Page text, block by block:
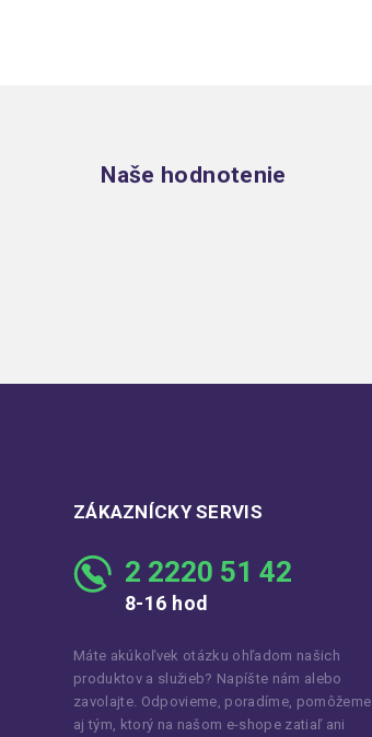
Naše hodnotenie
ZÁKAZNÍCKY SERVIS
2 2220 51 42
8-16 hod
Máte akúkoľvek otázku ohľadom našich
produktov a služieb? Napíšte nám alebo
zavolajte. Odpovieme, poradíme, pomôžeme
aj tým, ktorý na našom e-shope zatiaľ ani